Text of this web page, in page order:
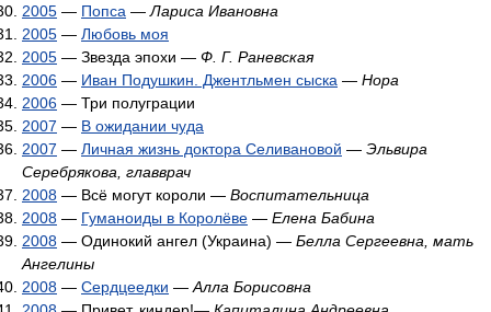
2005 — Попса — Лариса Ивановна
2005 — Любовь моя
2005 — Звезда эпохи — Ф. Г. Раневская
2006 — Иван Подушкин. Джентльмен сыска — Нора
2006 — Три полуграции
2007 — В ожидании чуда
2007 — Личная жизнь доктора Селивановой — Эльвира
Серебрякова, главврач
2008 — Всё могут короли — Воспитательница
2008 — Гуманоиды в Королёве — Елена Бабина
2008 — Одинокий ангел (Украина) — Белла Сергеевна, мать
Ангелины
2008 — Сердцеедки — Алла Борисовна